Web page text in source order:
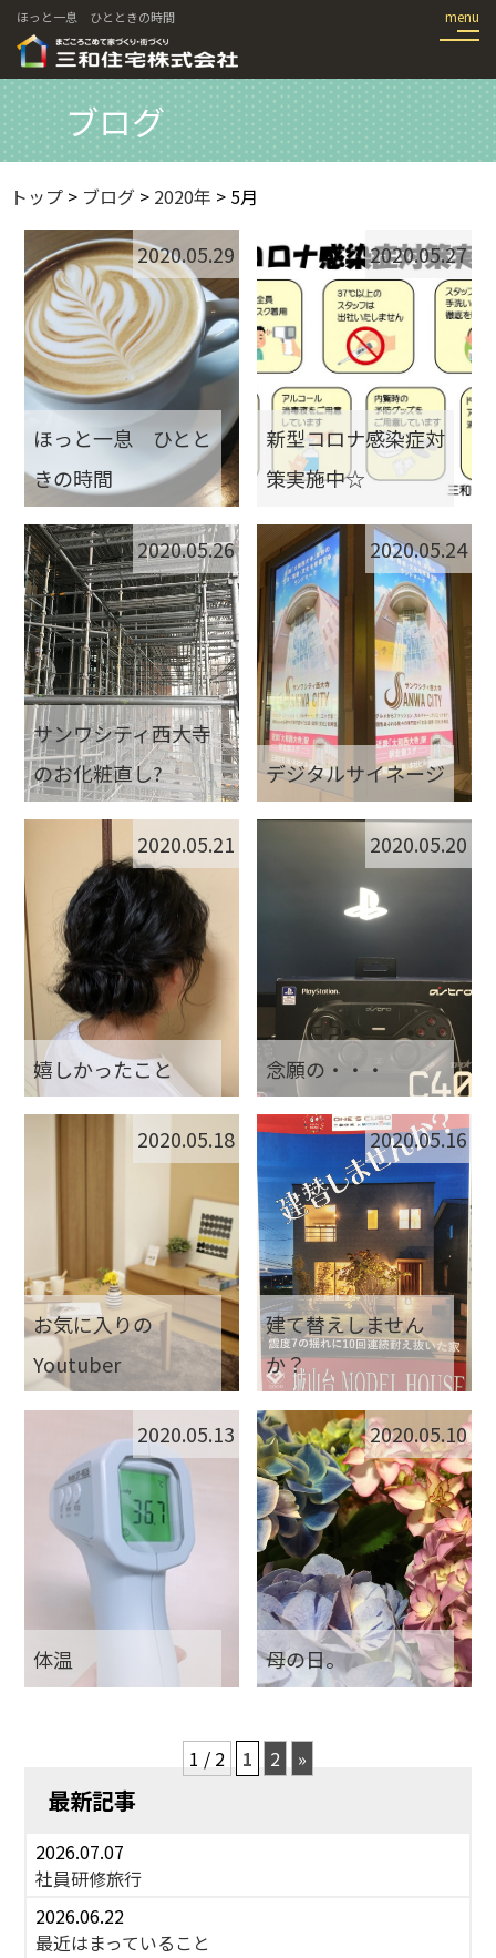
ほっと一息 ひとときの時間
ブログ
トップ> ブログ> 2020年 > 5月
2020.05.29
ほっと一息 ひとと
きの時間
2020.05.27
新型コロナ感染症対
策実施中☆
2020.05.26
サンワシティ西大寺
のお化粧直し?
2020.05.24
デジタルサイネージ
2020.05.21
嬉しかったこと
2020.05.20
念願の・・・
2020.05.18
お気に入りの
Youtuber
2020.05.16
建て替えしません
か？
2020.05.13
体温
2020.05.10
母の日。
1 / 2 1 2 »
最新記事
2026.07.07
社員研修旅行
2026.06.22
最近はまっていること